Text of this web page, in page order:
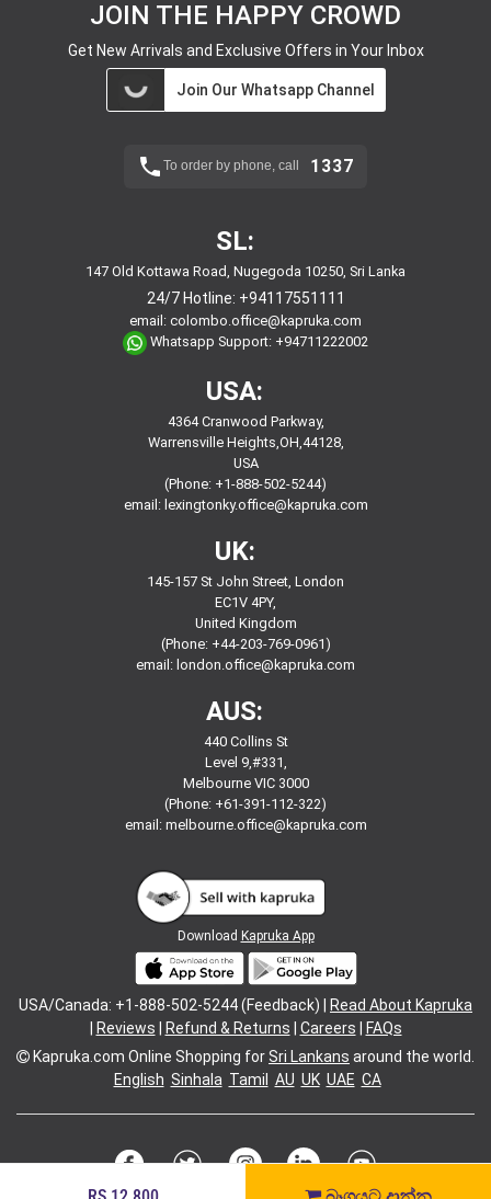
JOIN THE HAPPY CROWD
Get New Arrivals and Exclusive Offers in Your Inbox
Join Our Whatsapp Channel
To order by phone, call 1337
SL:
147 Old Kottawa Road, Nugegoda 10250, Sri Lanka
24/7 Hotline: +94117551111
email: colombo.office@kapruka.com
Whatsapp Support: +94711222002
USA:
4364 Cranwood Parkway,
Warrensville Heights,OH,44128,
USA
(Phone: +1-888-502-5244)
email: lexingtonky.office@kapruka.com
UK:
145-157 St John Street, London
EC1V 4PY,
United Kingdom
(Phone: +44-203-769-0961)
email: london.office@kapruka.com
AUS:
440 Collins St
Level 9,#331,
Melbourne VIC 3000
(Phone: +61-391-112-322)
email: melbourne.office@kapruka.com
Download Kapruka App
USA/Canada: +1-888-502-5244 (Feedback) |
Read About Kapruka
Reviews Refund & Returns Careers
FAQs
Kapruka.com Online Shopping forSri Lankans around the world.
English Sinhala Tamil AU UK UAE CA